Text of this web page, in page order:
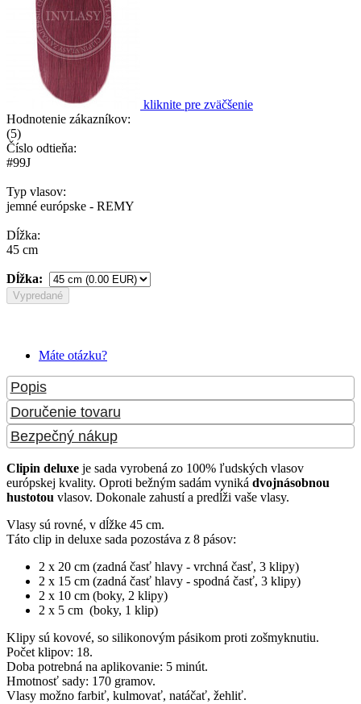
kliknite pre zväčšenie
Hodnotenie zákazníkov:
(5)
Číslo odtieňa:
#99J
Typ vlasov:
jemné európske - REMY
Dĺžka:
45 cm
Dĺžka:
Vypredané
Máte otázku?
Popis
Doručenie tovaru
Bezpečný nákup
Clipin deluxe je sada vyrobená zo 100% ľudských vlasov
európskej kvality. Oproti bežným sadám vyniká dvojnásobnou
hustotou vlasov. Dokonale zahustí a predĺži vaše vlasy.
Vlasy sú rovné, v dĺžke 45 cm.
Táto clip in deluxe sada pozostáva z 8 pásov:
2 x 20 cm (zadná časť hlavy - vrchná časť, 3 klipy)
2 x 15 cm (zadná časť hlavy - spodná časť, 3 klipy)
2 x 10 cm (boky, 2 klipy)
2 x 5 cm (boky, 1 klip)
Klipy sú kovové, so silikonovým pásikom proti zošmyknutiu.
Počet klipov: 18.
Doba potrebná na aplikovanie: 5 minút.
Hmotnosť sady: 170 gramov.
Vlasy možno farbiť, kulmovať, natáčať, žehliť.